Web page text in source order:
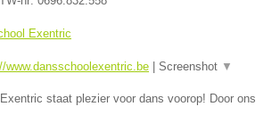
Exentric
www.dansschoolexentric.be | Screenshot ▼
staat plezier voor dans voorop! Door ons